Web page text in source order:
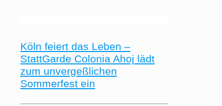
Köln feiert das Leben –
StattGarde Colonia Ahoj lädt
zum unvergeßlichen
Sommerfest ein